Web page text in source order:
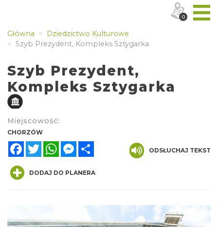
Główna
Dziedzictwo Kulturowe
Szyb Prezydent, Kompleks Sztygarka
Szyb Prezydent,
Kompleks Sztygarka
Miejscowość:
CHORZÓW
FacebookTwitterWhatsAppMessenger
ODSŁUCHAJ TEKST
DODAJ DO PLANERA
0